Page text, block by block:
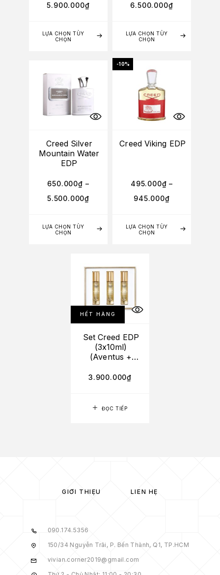
LỰA CHỌN TÙY
CHỌN
5.900.000₫
LỰA CHỌN TÙY
CHỌN
6.500.000₫
LỰA CHỌN TÙY
CHỌN
Creed Silver
Mountain Water
EDP
650.000₫ –
5.500.000₫
-10%
LỰA CHỌN TÙY
CHỌN
Creed Viking EDP
495.000₫ –
945.000₫
HẾT HÀNG
ĐỌC TIẾP
Set Creed EDP
(3x10ml)
(Aventus +
Tweed + Silver
3.900.000₫
GIỚI THIỆU LIÊN HỆ
090.174.5356
150/34 Nguyễn Trãi, P. Bến Thành, Q1, TP.HCM
vivian.corner2019@gmail.com